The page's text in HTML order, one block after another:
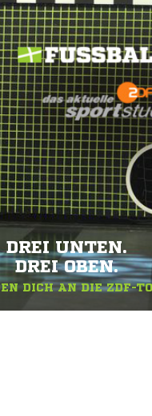
DREI UNTEN.
DREI OBEN.
DICH AN DIE ZDF-